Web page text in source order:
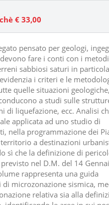
€ 33,00
pensato per geologi,
fare i conti con i
sabbiosi saturi in
i criteri e le
quelle situazioni geologiche,
a studi sulle
di liquefazione, ecc. Analisi
applicata ad uno studio di
nella programmazione dei
a destinazioni
sì che la definizione di
nel D.M. del 14
rappresenta una guida
microzonazione sismica,
relativa sia alla